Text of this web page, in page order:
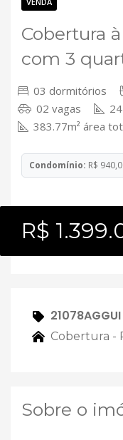
Cobertura
com 3
03 dormitórios
02 vagas
383.77m² área
Condomínio: R$
R$
21078AGGUI
Cobertura -
Sobre o